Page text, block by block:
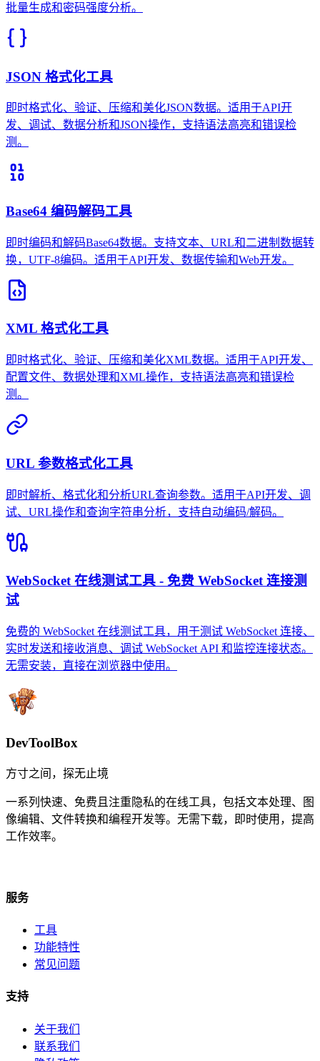
批量生成和密码强度分析。
JSON 格式化工具
即时格式化、验证、压缩和美化JSON数据。适用于API开
发、调试、数据分析和JSON操作，支持语法高亮和错误检
测。
Base64 编码解码工具
即时编码和解码Base64数据。支持文本、URL和二进制数据转
换，UTF-8编码。适用于API开发、数据传输和Web开发。
XML 格式化工具
即时格式化、验证、压缩和美化XML数据。适用于API开发、
配置文件、数据处理和XML操作，支持语法高亮和错误检
测。
URL 参数格式化工具
即时解析、格式化和分析URL查询参数。适用于API开发、调
试、URL操作和查询字符串分析，支持自动编码/解码。
WebSocket 在线测试工具 - 免费 WebSocket 连接测
试
免费的 WebSocket 在线测试工具，用于测试 WebSocket 连接、
实时发送和接收消息、调试 WebSocket API 和监控连接状态。
无需安装，直接在浏览器中使用。
DevToolBox
方寸之间，探无止境
一系列快速、免费且注重隐私的在线工具，包括文本处理、图
像编辑、文件转换和编程开发等。无需下载，即时使用，提高
工作效率。
服务
工具
功能特性
常见问题
支持
关于我们
联系我们